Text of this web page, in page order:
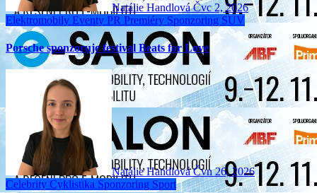
Natálie HandlováČvc 2, 2026
Elektromobily Eventy PR Premiéry Sponzoring SUV
Porsche sponzoruje festival Beats for Love
Natálie HandlováČvn 26, 2026
Celebrity Cyklistika Sponzoring Sport